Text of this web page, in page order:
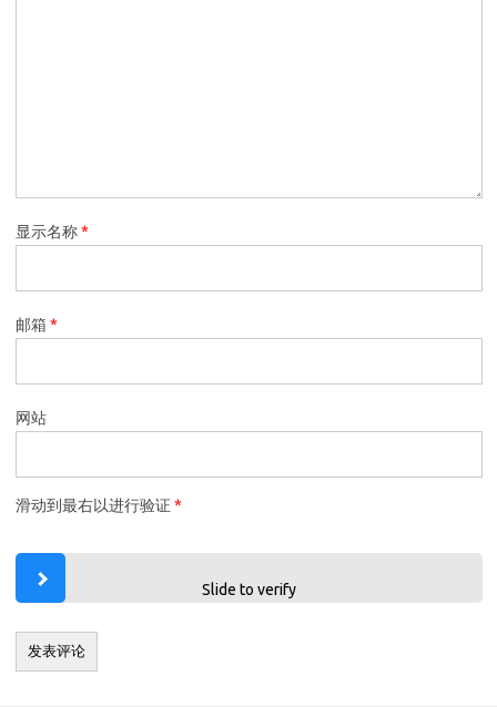
显示名称*
邮箱*
网站
滑动到最右以进行验证 *
Slide to verify